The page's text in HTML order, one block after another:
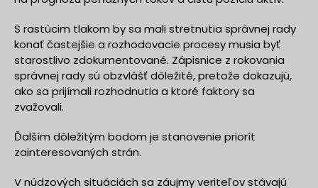
S rastúcim tlakom by sa mali stretnutia správnej rady
konať častejšie a rozhodovacie procesy musia byť
starostlivo zdokumentované. Zápisnice z rokovania
správnej rady sú obzvlášť dôležité, pretože dokazujú,
ako sa prijímali rozhodnutia a ktoré faktory sa
zvažovali.
Ďalším dôležitým bodom je stanovenie priorít
zainteresovaných strán.
V núdzových situáciách sa záujmy veriteľov stávajú